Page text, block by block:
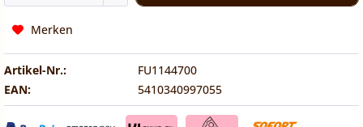
Merken
Artikel-Nr.:
FU1144700
EAN:
5410340997055